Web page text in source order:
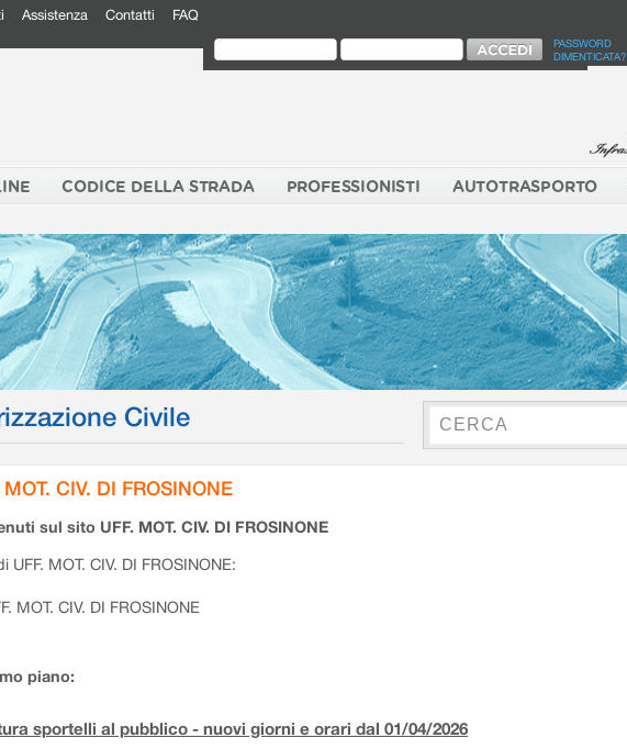
Assistenza Contatti FAQ
PASSWORD
DIMENTICATA?
CODICE DELLA STRADA PROFESSIONISTI AUTOTRASPORTO
Civile
MOT. CIV. DI FROSINONE
sul sito UFF. MOT. CIV. DI FROSINONE
UFF. MOT. CIV. DI FROSINONE:
MOT. CIV. DI FROSINONE
piano:
sportelli al pubblico - nuovi giorni e orari dal 01/04/2026